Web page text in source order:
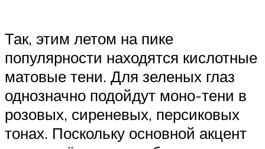
Так, этим летом на пике
популярности находятся кислотные
матовые тени. Для зеленых глаз
однозначно подойдут моно-тени в
розовых, сиреневых, персиковых
тонах. Поскольку основной акцент